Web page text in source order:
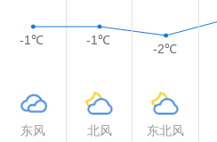
-1℃ -1℃
-2℃
东风 北风 东北风